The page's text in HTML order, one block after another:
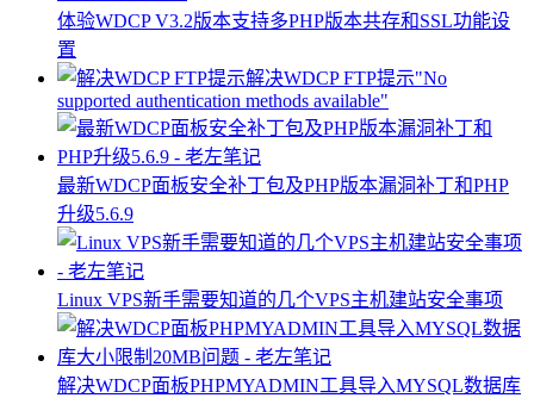
体验WDCP V3.2版本支持多PHP版本共存和SSL功能设
置
解决WDCP FTP提示"No
supported authentication methods available"
最新WDCP面板安全补丁包及PHP版本漏洞补丁和PHP
升级5.6.9
Linux VPS新手需要知道的几个VPS主机建站安全事项
解决WDCP面板PHPMYADMIN工具导入MYSQL数据库